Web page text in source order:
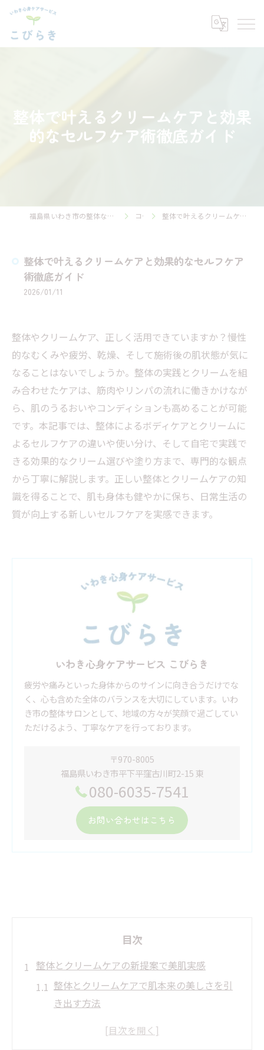
整体で叶えるクリームケアと効果
的なセルフケア術徹底ガイド
福島県いわき市の整体ならいわき心身ケアサービス こびらき コラム 整体で叶えるクリームケアと効果的なセルフケア術徹底ガイド
整体で叶えるクリームケアと効果的なセルフケア
術徹底ガイド
2026/01/11
整体やクリームケア、正しく活用できていますか？慢性
的なむくみや疲労、乾燥、そして施術後の肌状態が気に
なることはないでしょうか。整体の実践とクリームを組
み合わせたケアは、筋肉やリンパの流れに働きかけなが
ら、肌のうるおいやコンディションも高めることが可能
です。本記事では、整体によるボディケアとクリームに
よるセルフケアの違いや使い分け、そして自宅で実践で
きる効果的なクリーム選びや塗り方まで、専門的な観点
から丁寧に解説します。正しい整体とクリームケアの知
識を得ることで、肌も身体も健やかに保ち、日常生活の
質が向上する新しいセルフケアを実感できます。
いわき心身ケアサービス こびらき
疲労や痛みといった身体からのサインに向き合うだけでな
く、心も含めた全体のバランスを大切にしています。いわ
き市の整体サロンとして、地域の方々が笑顔で過ごしてい
ただけるよう、丁寧なケアを行っております。
〒970-8005
福島県いわき市平下平窪古川町2-15 東
080-6035-7541
お問い合わせはこちら
目次
整体とクリームケアの新提案で美肌実感
整体とクリームケアで肌本来の美しさを引
き出す方法
整体によるリンパ促進とクリームの効果的
な組み合わせ方